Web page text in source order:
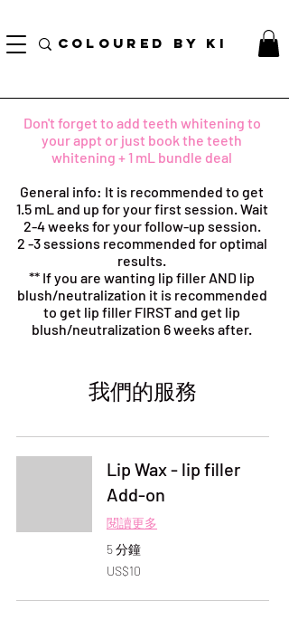
COLOURED BY KI
Don't forget to add teeth whitening to
your appt or just book the teeth
whitening + 1 mL bundle deal
General info: It is recommended to get
1.5 mL and up for your first session. Wait
2-4 weeks for your follow-up session.
2 -3 sessions recommended for optimal
results.
** If you are wanting lip filler AND lip
blush/neutralization it is recommended
to get lip filler FIRST and get lip
blush/neutralization 6 weeks after.
我們的服務
Lip Wax - lip filler
Add-on
閱讀更多
5 分鐘
10
美
US$10